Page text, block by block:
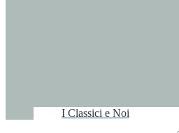
I Classici e Noi